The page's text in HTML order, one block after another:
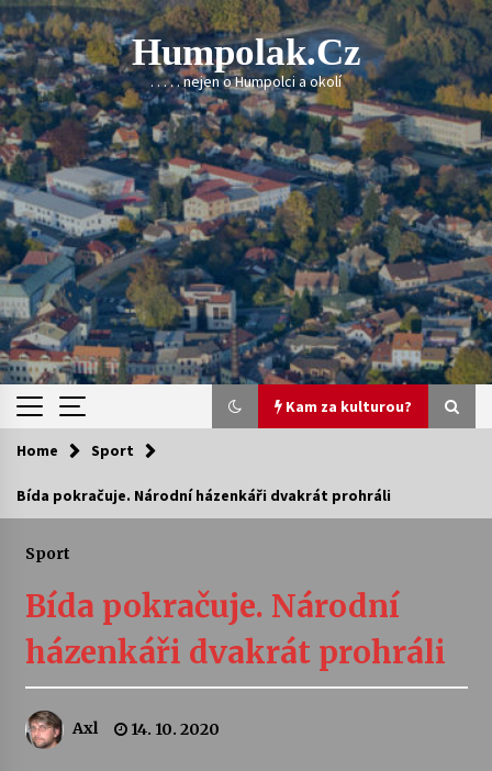
Skip
to
content
Humpolak.cz
. . . . . nejen o Humpolci a okolí
Kam za kulturou?
Kam za kulturou?
Vernisáž výstavy Josefíny Duškové: Stávám se
kapkou
Veselí muzikanti
Home Sport
Bída pokračuje. Národní házenkáři dvakrát prohráli
Sport
Bída pokračuje. Národní
házenkáři dvakrát prohráli
Axl 14. 10. 2020